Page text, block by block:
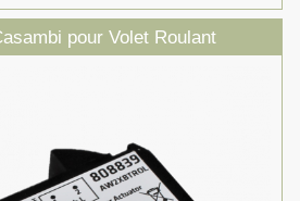
pour Volet Roulant